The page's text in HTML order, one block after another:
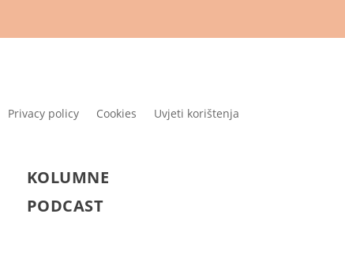
Privacy policy Cookies Uvjeti korištenja
KOLUMNE
PODCAST